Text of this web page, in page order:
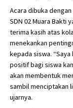
Acara dibuka
SDN 02 Muara Bakti
terima kasih atas
menekankan
kepada siswa.
positif bagi siswa
akan membentuk
sambil menciptakan
ujarnya.